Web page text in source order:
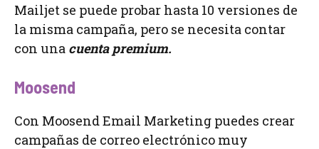
Mailjet se puede probar hasta 10 versiones de
la misma campaña, pero se necesita contar
con una cuenta premium.
Moosend
Con Moosend Email Marketing puedes crear
campañas de correo electrónico muy